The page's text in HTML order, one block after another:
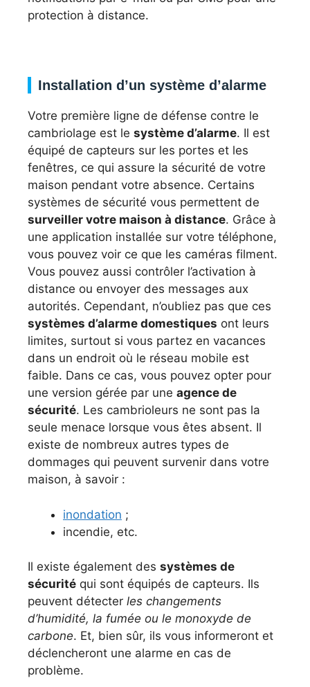
protection à distance.
Installation d’un système d’alarme
Votre première ligne de défense contre le
cambriolage est le système d’alarme. Il est
équipé de capteurs sur les portes et les
fenêtres, ce qui assure la sécurité de votre
maison pendant votre absence. Certains
systèmes de sécurité vous permettent de
surveiller votre maison à distance. Grâce à
une application installée sur votre téléphone,
vous pouvez voir ce que les caméras filment.
Vous pouvez aussi contrôler l’activation à
distance ou envoyer des messages aux
autorités. Cependant, n’oubliez pas que ces
systèmes d’alarme domestiques ont leurs
limites, surtout si vous partez en vacances
dans un endroit où le réseau mobile est
faible. Dans ce cas, vous pouvez opter pour
une version gérée par une agence de
sécurité. Les cambrioleurs ne sont pas la
seule menace lorsque vous êtes absent. Il
existe de nombreux autres types de
dommages qui peuvent survenir dans votre
maison, à savoir :
inondation ;
incendie, etc.
Il existe également des systèmes de
sécurité qui sont équipés de capteurs. Ils
peuvent détecter les changements
d’humidité, la fumée ou le monoxyde de
carbone. Et, bien sûr, ils vous informeront et
déclencheront une alarme en cas de
problème.